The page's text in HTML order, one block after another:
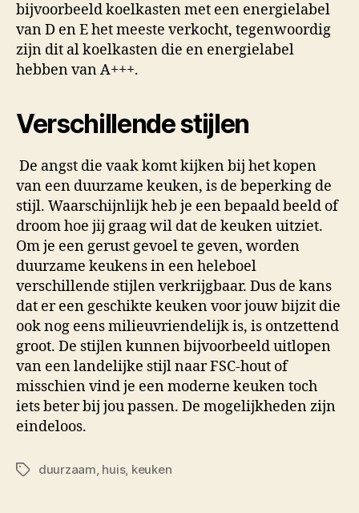
bijvoorbeeld koelkasten met een energielabel
van D en E het meeste verkocht, tegenwoordig
zijn dit al koelkasten die en energielabel
hebben van A+++.
Verschillende stijlen
De angst die vaak komt kijken bij het kopen
van een duurzame keuken, is de beperking de
stijl. Waarschijnlijk heb je een bepaald beeld of
droom hoe jij graag wil dat de keuken uitziet.
Om je een gerust gevoel te geven, worden
duurzame keukens in een heleboel
verschillende stijlen verkrijgbaar. Dus de kans
dat er een geschikte keuken voor jouw bijzit die
ook nog eens milieuvriendelijk is, is ontzettend
groot. De stijlen kunnen bijvoorbeeld uitlopen
van een landelijke stijl naar FSC-hout of
misschien vind je een moderne keuken toch
iets beter bij jou passen. De mogelijkheden zijn
eindeloos.
Tagsduurzaam, huis, keuken